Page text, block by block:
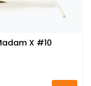
X #10